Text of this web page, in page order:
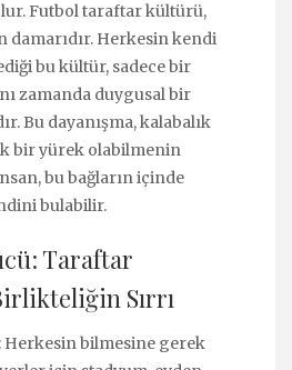
Futbol taraftar kültürü,
damarıdır. Herkesin kendi
bu kültür, sadece bir
zamanda duygusal bir
Bu dayanışma, kalabalık
bir yürek olabilmenin
bu bağların içinde
bulabilir.
Taraftar
Sırrı
: Herkesin bilmesine gerek